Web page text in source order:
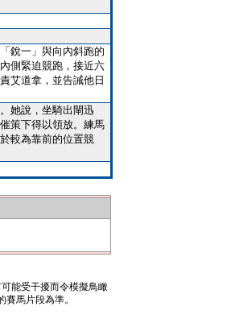
銳一」與向內斜跑的
側緊迫競跑，接近六
艾道拿，並告誡他日
她說，坐騎出閘迅
策下得以領放。練馬
較為靠前的位置競
能受干擾而令模擬鳥瞰
馬片段為準。